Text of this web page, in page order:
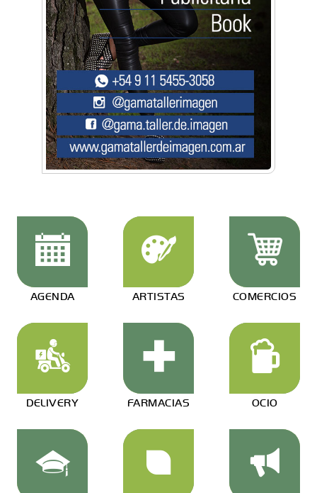
AGENDA ARTISTAS COMERCIOS
DELIVERY FARMACIAS OCIO